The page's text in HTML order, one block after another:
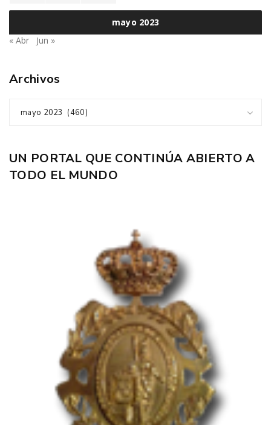
mayo 2023
« Abr Jun »
Archivos
mayo 2023 (460)
UN PORTAL QUE CONTINÚA ABIERTO A
TODO EL MUNDO